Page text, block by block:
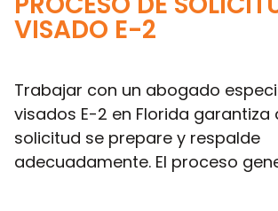
VISADO E-2
Trabajar con un abogado
visados E-2 en Florida garantiza
solicitud se prepare y respalde
adecuadamente. El proceso